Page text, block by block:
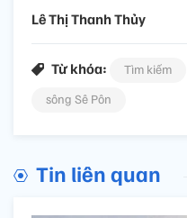
Lê Thị Thanh Thủy
Từ khóa: Tìm kiếm
sông Sê Pôn
Tin liên quan